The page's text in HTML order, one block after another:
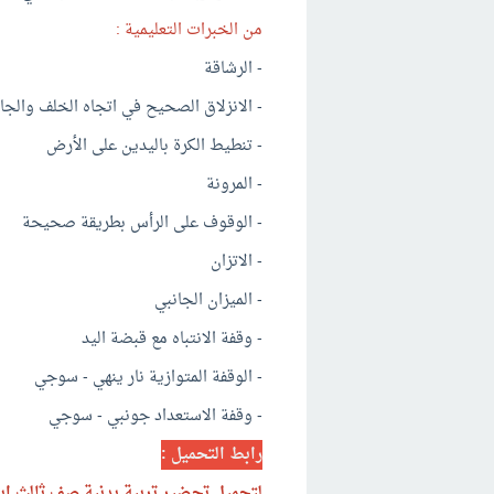
من الخبرات التعليمية :
- الرشاقة
- الانزلاق الصحيح في اتجاه الخلف
- تنطيط الكرة باليدين على الأرض
- المرونة
- الوقوف على الرأس بطريقة صحيحة
- الاتزان
- الميزان الجانبي
- وقفة الانتباه مع قبضة اليد
- الوقفة المتوازية نار ينهي - سوجي
- وقفة الاستعداد جونبي - سوجي
رابط التحميل :